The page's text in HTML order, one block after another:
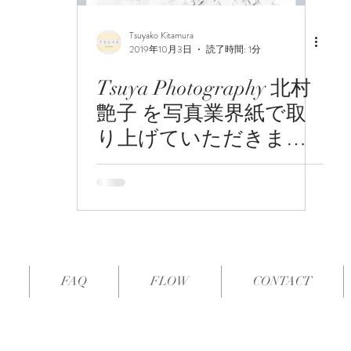
Tsuyako Kitamura
2019年10月3日
読了時間: 1分
Tsuya Photography 北村
艶子 を写真業界紙で取
り上げていただきまし
た
FAQ FLOW CONTACT